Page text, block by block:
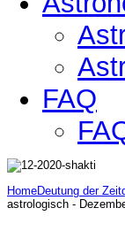
FAQ
HomeDeutung der
astrologisch -